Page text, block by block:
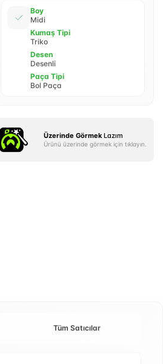
Boy
Midi
Kumaş Tipi
Triko
Desen
Desenli
Paça Tipi
Bol Paça
Üzerinde Görmek Lazım
Ürünü üzerinde görmek için tıklayın.
Tüm Satıcılar